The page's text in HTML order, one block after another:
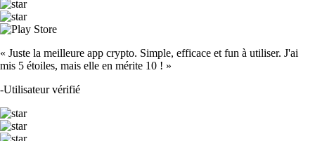
« Juste la meilleure app crypto. Simple, efficace et fun à utiliser. J'ai
mis 5 étoiles, mais elle en mérite 10 ! »
-Utilisateur vérifié